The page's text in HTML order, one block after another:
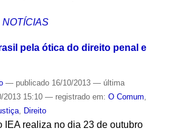
NOTÍCIAS
pela ótica do direito penal e
— publicado16/10/2013 — última
2013 15:10 — registrado em: O Comum,
, Direito
IEA realiza no dia 23 de outubro